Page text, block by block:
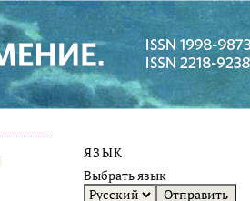
ЯЗЫК
Выбрать язык